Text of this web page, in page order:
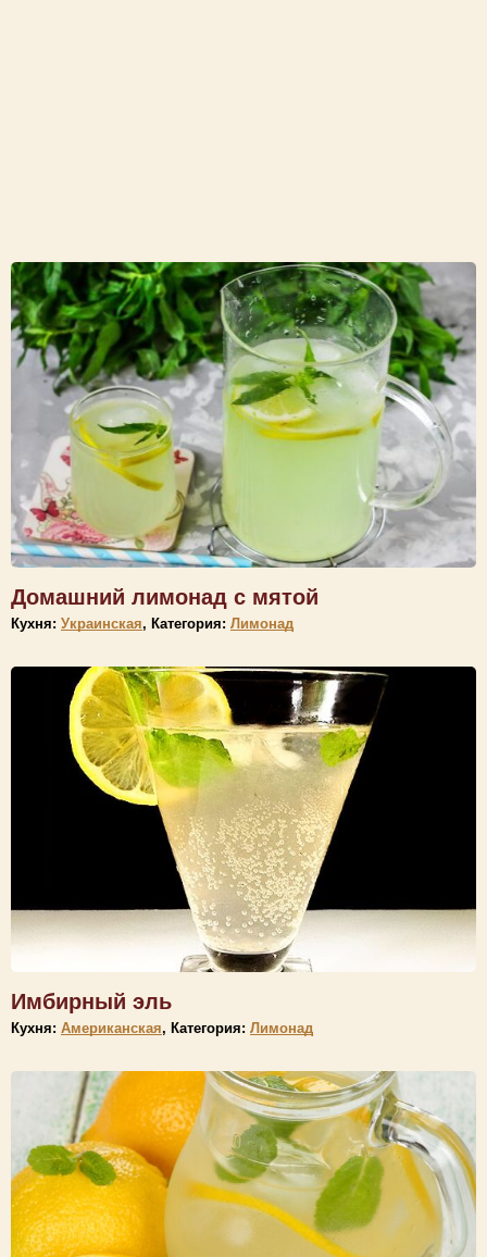
Домашний лимонад с мятой
Кухня: Украинская, Категория: Лимонад
Имбирный эль
Кухня: Американская, Категория: Лимонад